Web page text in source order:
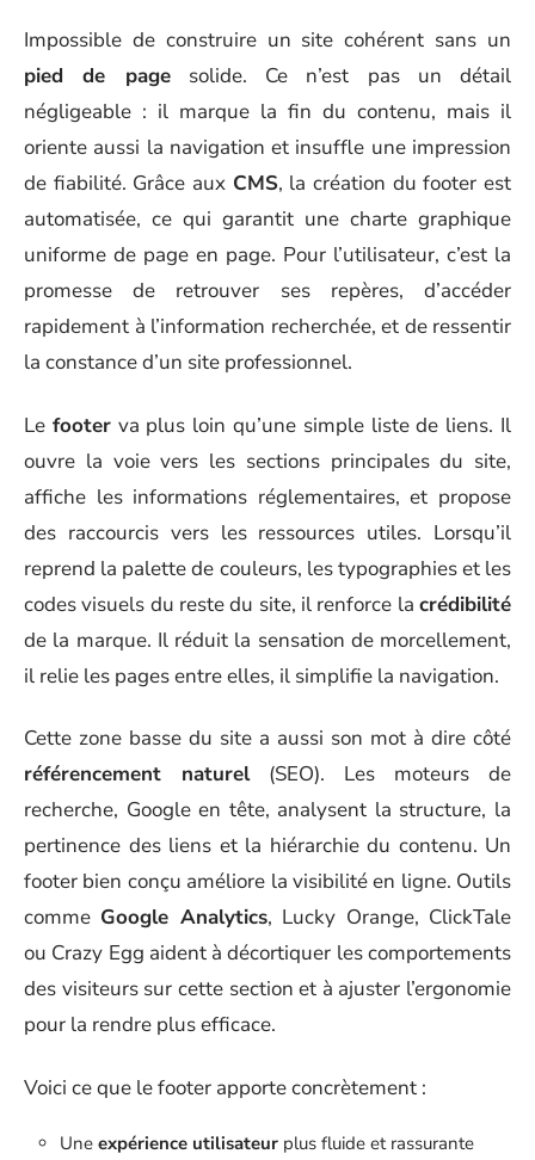
Impossible de construire un site cohérent sans un
pied de pagesolide. Ce n’est pas un détail
négligeable : il marque la fin du contenu, mais il
oriente aussi la navigation et insuffle une impression
de fiabilité. Grâce aux CMS, la création du footer est
automatisée, ce qui garantit une charte graphique
uniforme de page en page. Pour l’utilisateur, c’est la
promesse de retrouver ses repères, d’accéder
rapidement à l’information recherchée, et de ressentir
la constance d’un site professionnel.
Le footerva plus loin qu’une simple liste de liens. Il
ouvre la voie vers les sections principales du site,
affiche les informations réglementaires, et propose
des raccourcis vers les ressources utiles. Lorsqu’il
reprend la palette de couleurs, les typographies et les
codes visuels du reste du site, il renforce la crédibilité
de la marque. Il réduit la sensation de morcellement,
il relie les pages entre elles, il simplifie la navigation.
Cette zone basse du site a aussi son mot à dire côté
référencement naturel(SEO). Les moteurs de
recherche, Google en tête, analysent la structure, la
pertinence des liens et la hiérarchie du contenu. Un
footer bien conçu améliore la visibilité en ligne. Outils
comme Google Analytics, Lucky Orange, ClickTale
ou Crazy Egg aident à décortiquer les comportements
des visiteurs sur cette section et à ajuster l’ergonomie
pour la rendre plus efficace.
Voici ce que le footer apporte concrètement :
Une expérience utilisateur plus fluide et rassurante